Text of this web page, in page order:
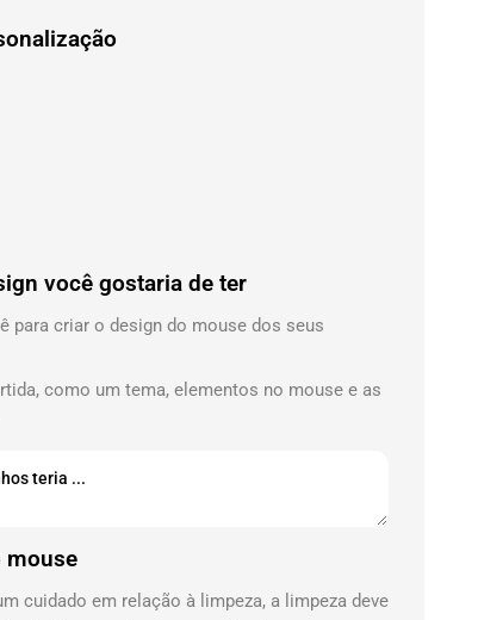
você gostaria de ter
para criar o design do mouse dos seus
como um tema, elementos no mouse e as
mouse
cuidado em relação à limpeza, a limpeza deve